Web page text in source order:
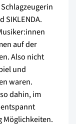
auf der
Also nicht
und
waren.
dahin, im
Möglichkeiten.